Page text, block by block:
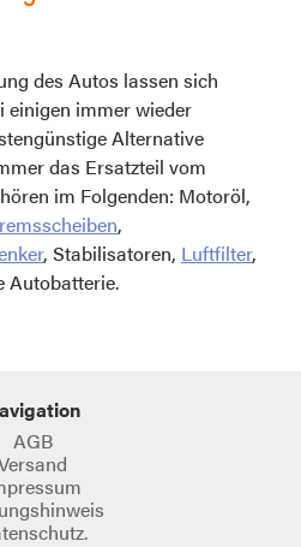
des Autos lassen sich
einigen immer wieder
Alternative
das Ersatzteil vom
im Folgenden: Motoröl,
,
, Stabilisatoren, Luftfilter,
Autobatterie.
AGB